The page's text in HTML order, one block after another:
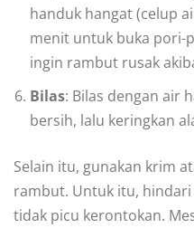
handuk hangat (celup
menit untuk buka pori-
ingin rambut rusak
Bilas: Bilas dengan air
bersih, lalu keringkan
Selain itu, gunakan krim
rambut. Untuk itu,
tidak picu kerontokan.